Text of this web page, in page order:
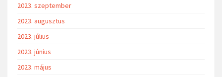
2023. szeptember
2023. augusztus
2023. július
2023. június
2023. május